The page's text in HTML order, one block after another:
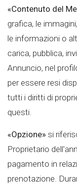
«Contenuto del
grafica, le
le informazioni o
carica, pubblica,
Annuncio, nel
per essere resi
tutti i diritti di
questi.
«Opzione» si
Proprietario
pagamento in
prenotazione.